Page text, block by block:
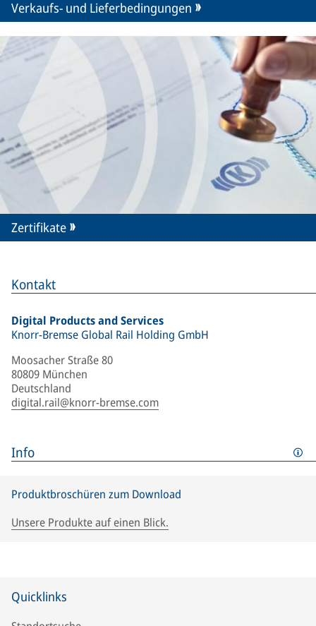
Kontakt
Digital Products and Services
Knorr-Bremse Global Rail Holding GmbH
Moosacher Straße 80
80809 München
Deutschland
digital.rail@knorr-bremse.com
Info
Produktbroschüren zum Download
Unsere Produkte auf einen Blick.
Verkaufs- und Lieferbedingungen
Zertifikate
Quicklinks